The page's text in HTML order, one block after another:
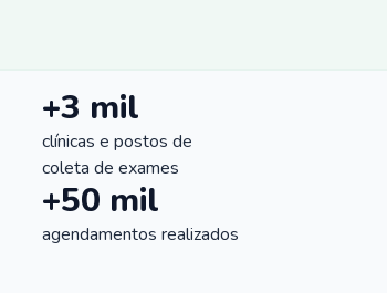
+3 mil
clínicas e postos de
coleta de exames
+50 mil
agendamentos realizados